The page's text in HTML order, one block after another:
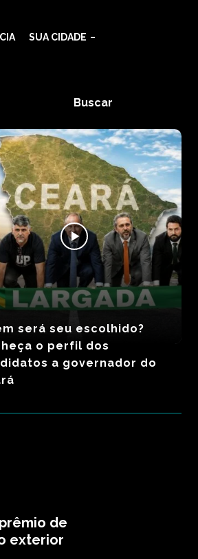
SUA CIDADE
Buscar
será seu escolhido?
o perfil dos
a governador do
de
exterior